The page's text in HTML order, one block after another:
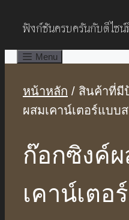
ฟังก์ชันครบครันกับดีไซน์
Menu
หน้าหลัก / สินค้าที่มี
ผสมเคาน์เตอร์แบบส
ก๊อกซิงค์
เคาน์เตอ